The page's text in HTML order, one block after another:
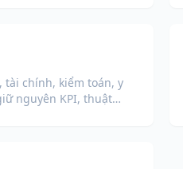
tài chính, kiểm toán, y
nguyên KPI, thuật